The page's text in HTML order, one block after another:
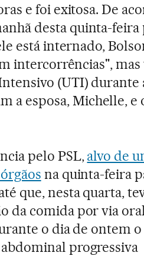
e foi exitosa. De
desta quinta-feira
está internado,
intercorrências",
(UTI) durante
a esposa, Michelle, e
pelo PSL,alvo de
na quinta-feira
que, nesta quarta,
da comida por via
o dia de ontem
progressiva